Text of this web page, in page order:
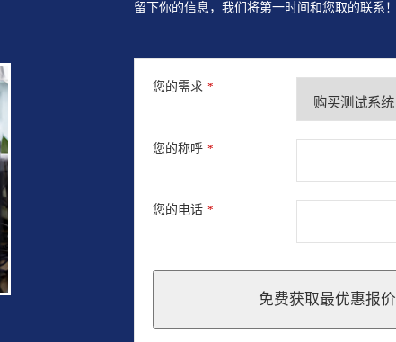
留下你的信息，我们将第一时间和您取的联系！
您的需求 *
您的称呼 *
您的电话 *
免费获取最优惠报价